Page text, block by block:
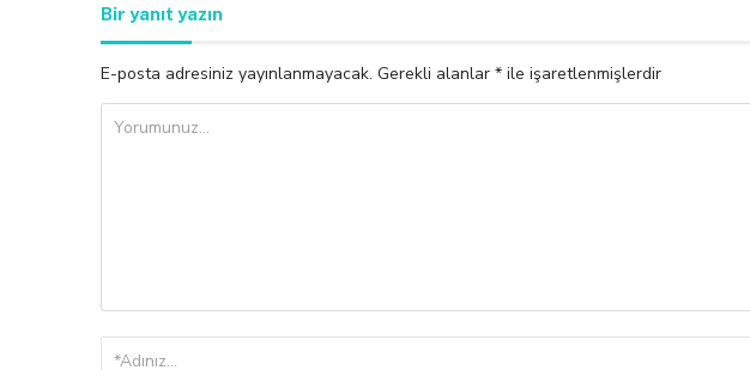
Bir yanıt yazın
E-posta adresiniz yayınlanmayacak. Gerekli alanlar * ile işaretlenmişlerdir